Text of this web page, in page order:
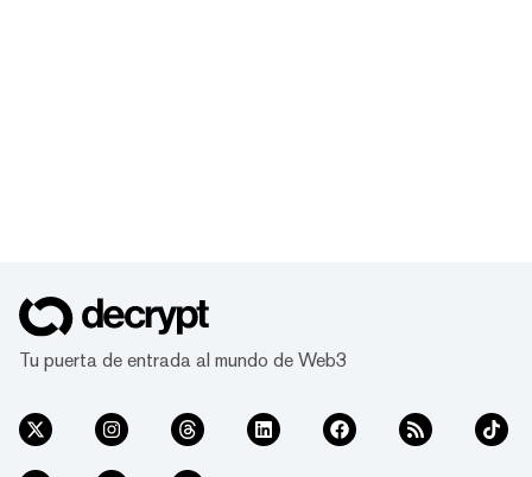
Tu puerta de entrada al mundo de Web3